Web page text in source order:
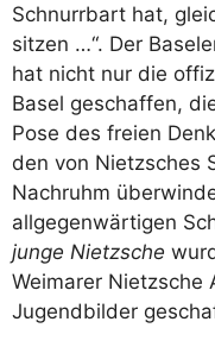
Schnurrbart hat,
sitzen …“. Der
hat nicht nur die
Basel geschaffen,
Pose des freien
den von Nietzsches
Nachruhm
allgegenwärtigen
junge Nietzsche
Weimarer Nietzsche
Jugendbilder